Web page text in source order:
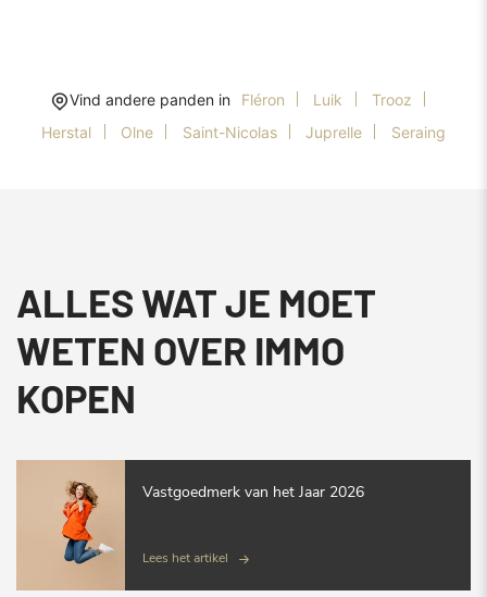
Vind andere panden in Fléron Luik
Trooz
Herstal
Olne Saint-Nicolas Juprelle Seraing
ALLES WAT JE MOET
WETEN OVER IMMO
KOPEN
Vastgoedmerk van het Jaar 2026
Lees het artikel